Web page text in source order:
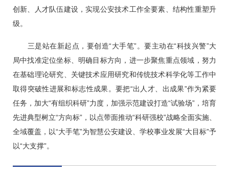
创新、人才队伍建设，实现公安技术工作全要素、结构性重塑升
级。
三是站在新起点，要创造“大手笔”。要主动在“科技兴警”大
局中找准定位坐标、明确目标方向，进一步聚焦重点领域，努力
在基础理论研究、关键技术应用研究和传统技术科学化等工作中
取得突破性进展和标志性成果。要把“出人才、出成果”作为紧要
任务，加大“有组织科研”力度，加强示范建设打造“试验场”，培育
先进典型树立“方向标”，以点带面推动“科研强校”战略全面实施、
全域覆盖，以“大手笔”为智慧公安建设、学校事业发展“大目标”予
以“大支撑”。